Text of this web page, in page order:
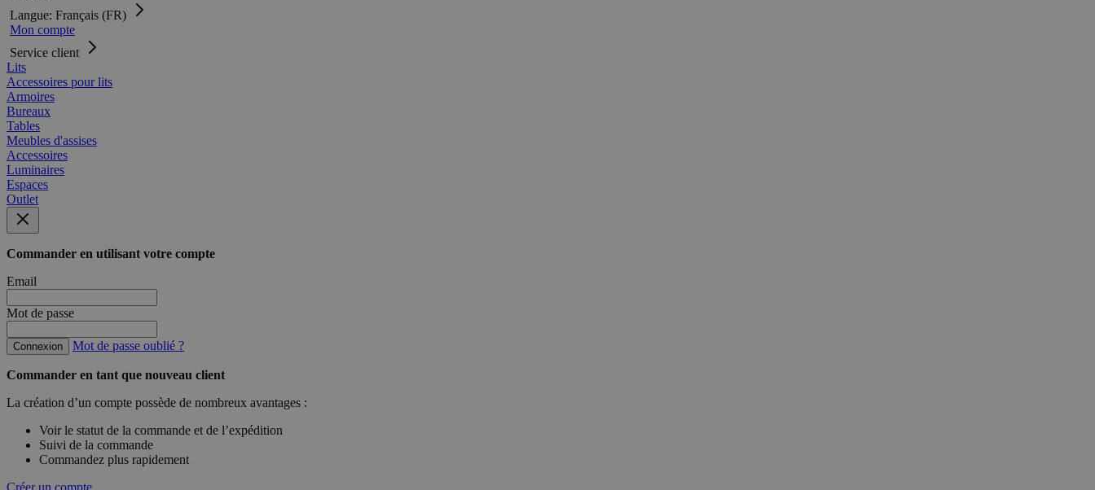
Langue: Français (FR)
Mon compte
Service client
Lits
Accessoires pour lits
Armoires
Bureaux
Tables
Meubles d'assises
Accessoires
Luminaires
Espaces
Outlet
Commander en utilisant votre compte
Email
Mot de passe
Connexion Mot de passe oublié ?
Commander en tant que nouveau client
La création d’un compte possède de nombreux avantages :
Voir le statut de la commande et de l’expédition
Suivi de la commande
Commandez plus rapidement
Créer un compte